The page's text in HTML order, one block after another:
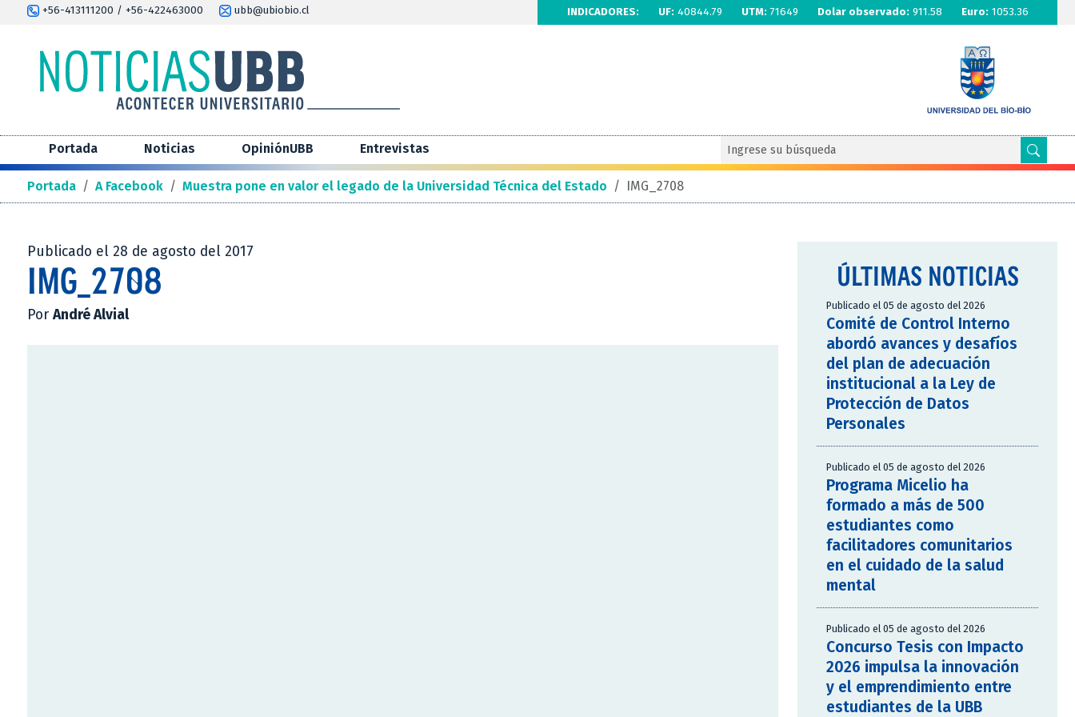
+56-413111200 / +56-422463000 ubb@ubiobio.cl INDICADORES: UF: 40844.79 UTM: 71649 Dolar observado: 911.58 Euro: 1053.36
Portada Noticias OpiniónUBB Entrevistas
Portada / A Facebook / Muestra pone en valor el legado de la Universidad Técnica del Estado / IMG_2708
Publicado el 28 de agosto del 2017
IMG_2708
Por André Alvial
ÚLTIMAS NOTICIAS
Publicado el 05 de agosto del 2026
Comité de Control Interno
abordó avances y desafíos
del plan de adecuación
institucional a la Ley de
Protección de Datos
Personales
Publicado el 05 de agosto del 2026
Programa Micelio ha
formado a más de 500
estudiantes como
facilitadores comunitarios
en el cuidado de la salud
mental
Publicado el 05 de agosto del 2026
Concurso Tesis con Impacto
2026 impulsa la innovación
y el emprendimiento entre
estudiantes de la UBB